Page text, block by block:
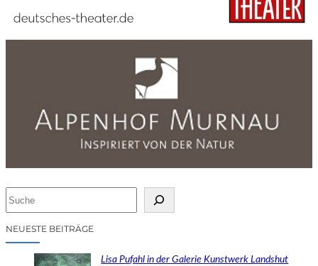
cNEUESTE BEITRÄGE
Lisa Pufahl in der Galerie Kunstwerk Landshut